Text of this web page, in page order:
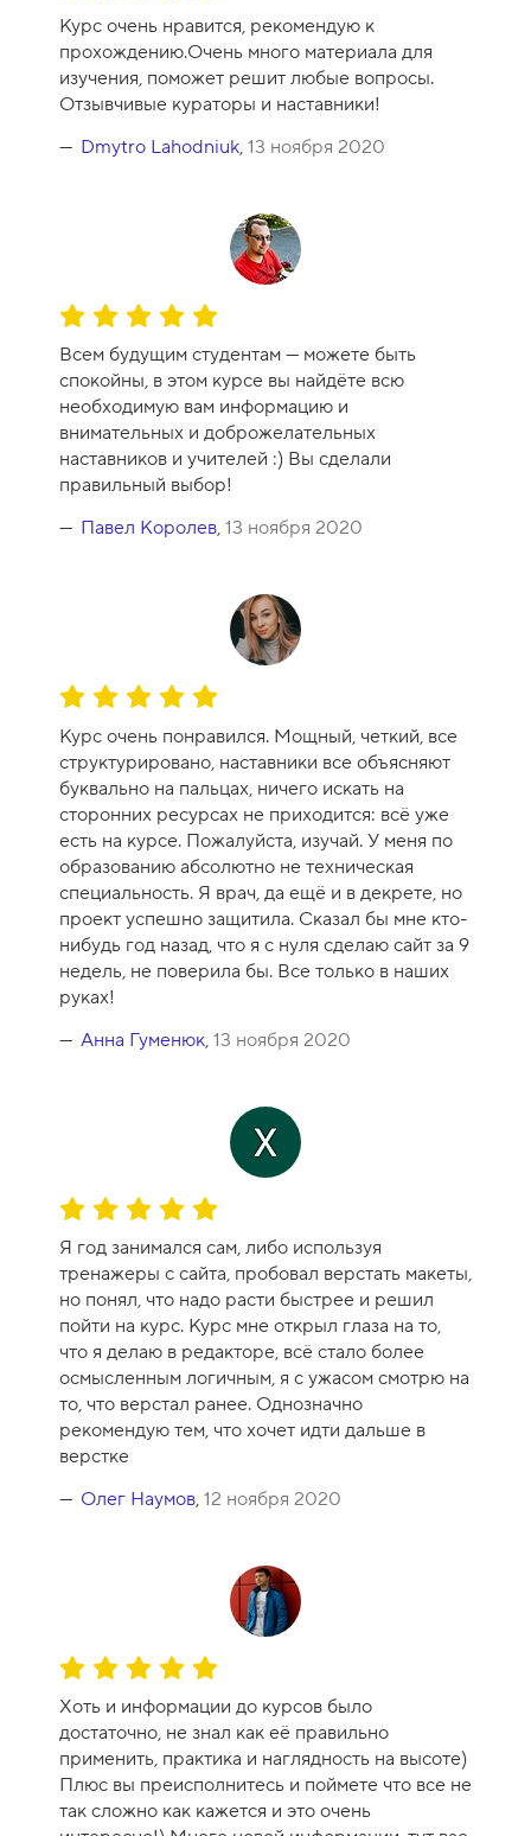
е
н
к
а
к
0
Курс очень нравится, рекомендую к
прохождению.Очень много материала для
изучения, поможет решит любые вопросы.
Отзывчивые кураторы и наставники!
Dmytro Lahodniuk, 13 ноября 2020
О
ц
е
н
к
а
к
у
р
Всем будущим студентам — можете быть
спокойны, в этом курсе вы найдёте всю
необходимую вам информацию и
внимательных и доброжелательных
наставников и учителей :) Вы сделали
правильный выбор!
Павел Королев, 13 ноября 2020
О
е
н
к
а
к
у
р
с
а
-
1
0
Курс очень понравился. Мощный, четкий, все
структурировано, наставники все объясняют
буквально на пальцах, ничего искать на
сторонних ресурсах не приходится: всё уже
есть на курсе. Пожалуйста, изучай. У меня по
образованию абсолютно не техническая
специальность. Я врач, да ещё и в декрете, но
проект успешно защитила. Сказал бы мне кто-
нибудь год назад, что я с нуля сделаю сайт за 9
недель, не поверила бы. Все только в наших
руках!
Анна Гуменюк, 13 ноября 2020
О
е
н
к
а
к
у
р
с
а
-
Я год занимался сам, либо используя
тренажеры с сайта, пробовал верстать макеты,
но понял, что надо расти быстрее и решил
пойти на курс. Курс мне открыл глаза на то,
что я делаю в редакторе, всё стало более
осмысленным логичным, я с ужасом смотрю на
то, что верстал ранее. Однозначно
рекомендую тем, что хочет идти дальше в
верстке
Олег Наумов, 12 ноября 2020
О
ц
е
н
к
а
к
Хоть и информации до курсов было
достаточно, не знал как её правильно
применить, практика и наглядность на высоте)
Плюс вы преисполнитесь и поймете что все не
так сложно как кажется и это очень